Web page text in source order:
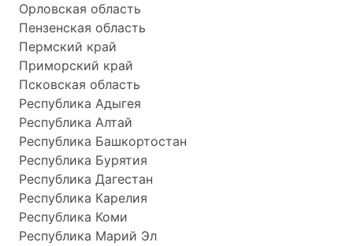
Орловская область
Пензенская область
Пермский край
Приморский край
Псковская область
Республика Адыгея
Республика Алтай
Республика Башкортостан
Республика Бурятия
Республика Дагестан
Республика Карелия
Республика Коми
Республика Марий Эл